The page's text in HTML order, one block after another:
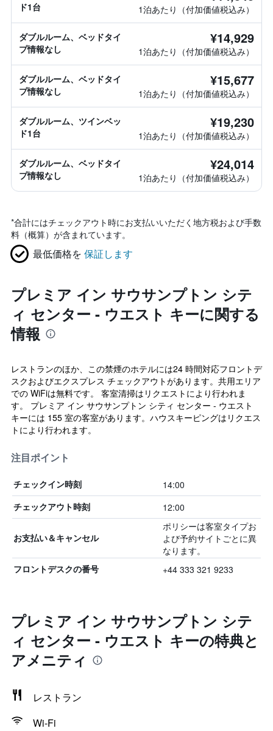
ド1台
1泊あたり（付加価値税込み）
ダブルルーム、ベッドタイ
プ情報なし
¥14,929
1泊あたり（付加価値税込み）
ダブルルーム、ベッドタイ
プ情報なし
¥15,677
1泊あたり（付加価値税込み）
ダブルルーム、ツインベッ
ド1台
¥19,230
1泊あたり（付加価値税込み）
ダブルルーム、ベッドタイ
プ情報なし
¥24,014
1泊あたり（付加価値税込み）
*合計にはチェックアウト時にお支払いいただく地方税および手数
料（概算）が含まれています。
最低価格を 保証します
プレミア イン サウサンプトン シテ
ィ センター - ウエスト キーに関する
情報
レストランのほか、この禁煙のホテルには24 時間対応フロントデ
スクおよびエクスプレス チェックアウトがあります。共用エリア
での WiFiは無料です。 客室清掃はリクエストにより行われま
す。 プレミア イン サウサンプトン シティ センター - ウエスト
キーには 155 室の客室があります。ハウスキーピングはリクエス
トにより行われます。
注目ポイント
チェックイン時刻 14:00
チェックアウト時刻 12:00
お支払い＆キャンセル
ポリシーは客室タイプお
よび予約サイトごとに異
なります。
フロントデスクの番号 +44 333 321 9233
プレミア イン サウサンプトン シテ
ィ センター - ウエスト キーの特典と
アメニティ
レストラン
Wi-Fi